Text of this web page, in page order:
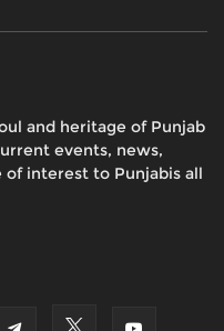
and heritage of Punjab
events, news,
of interest to Punjabis all